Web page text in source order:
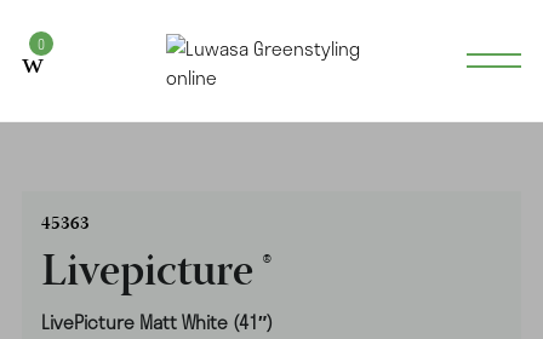
0
45363
Livepicture ®
LivePicture Matt White (41″)